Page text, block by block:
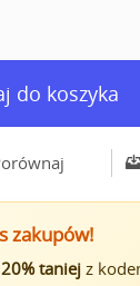
do koszyka
zakupów!
20% taniejz